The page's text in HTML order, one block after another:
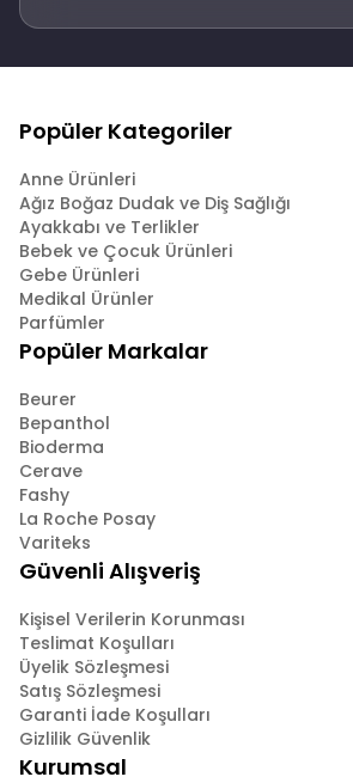
Popüler Kategoriler
Anne Ürünleri
Ağız Boğaz Dudak ve Diş Sağlığı
Ayakkabı ve Terlikler
Bebek ve Çocuk Ürünleri
Gebe Ürünleri
Medikal Ürünler
Parfümler
Popüler Markalar
Beurer
Bepanthol
Bioderma
Cerave
Fashy
La Roche Posay
Variteks
Güvenli Alışveriş
Kişisel Verilerin Korunması
Teslimat Koşulları
Üyelik Sözleşmesi
Satış Sözleşmesi
Garanti İade Koşulları
Gizlilik Güvenlik
Kurumsal